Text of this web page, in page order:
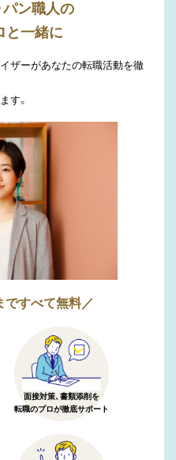
パン職人の
と一緒に
ザーがあなたの転職活動を徹
す。
ですべて無料／
面接対策、書類添削を
転職のプロが徹底サポート